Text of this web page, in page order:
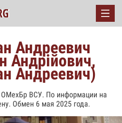
Андреевич
Андрійович,
Андреевич)
ОМехБр ВСУ. По информации на
Обмен 6 мая 2025 года.